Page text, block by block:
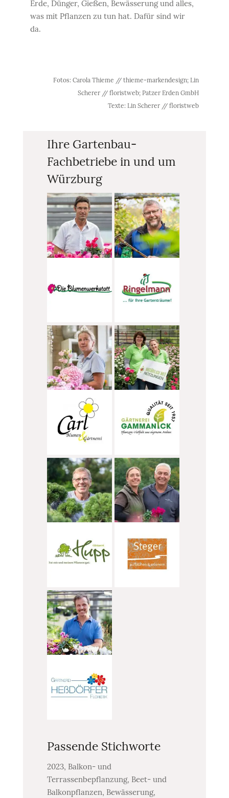
Erde, Dünger, Gießen, Bewässerung und alles,
was mit Pflanzen zu tun hat. Dafür sind wir
da.
Fotos: Carola Thieme // thieme-markendesign; Lin
Scherer // floristweb; Patzer Erden GmbH
Texte: Lin Scherer // floristweb
Ihre Gartenbau-
Fachbetriebe in und um
Würzburg
Passende Stichworte
2023, Balkon- und
Terrassenbepflanzung, Beet- und
Balkonpflanzen, Bewässerung,